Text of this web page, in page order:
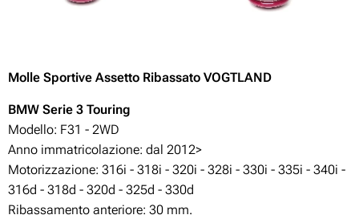
Molle Sportive Assetto Ribassato VOGTLAND
BMW Serie 3 Touring
Modello: F31 - 2WD
Anno immatricolazione: dal 2012>
Motorizzazione: 316i - 318i - 320i - 328i - 330i - 335i - 340i -
316d - 318d - 320d - 325d - 330d
Ribassamento anteriore: 30 mm.